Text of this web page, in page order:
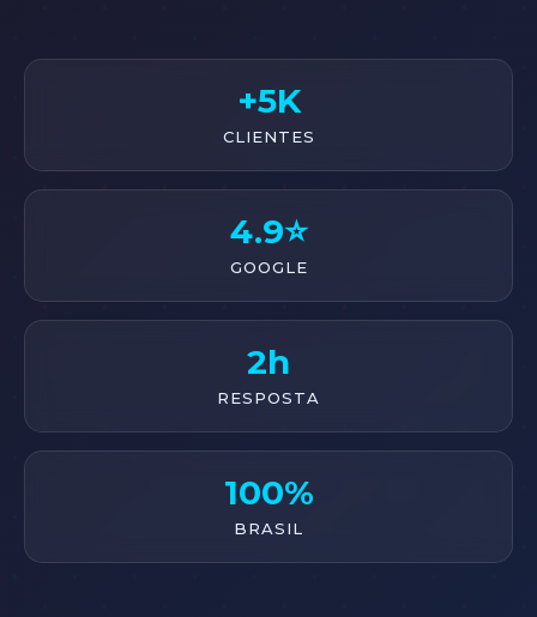
+5K
CLIENTES
4.9⭐
GOOGLE
2h
RESPOSTA
100%
BRASIL